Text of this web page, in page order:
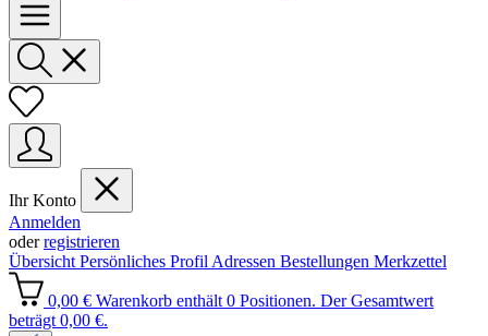
Ihr Konto
Anmelden
oderregistrieren
Übersicht Persönliches Profil Adressen Bestellungen Merkzettel
0,00 € Warenkorb enthält 0 Positionen. Der Gesamtwert
beträgt 0,00 €.